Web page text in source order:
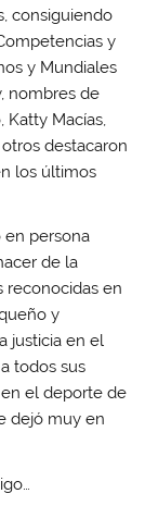
consiguiendo
y
y Mundiales
nombres de
Katty Macías,
destacaron
los últimos
persona
de la
reconocidas en
y
justicia en el
todos sus
el deporte de
dejó muy en